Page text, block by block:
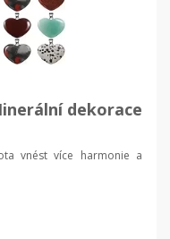
dekorace
vnést více harmonie a